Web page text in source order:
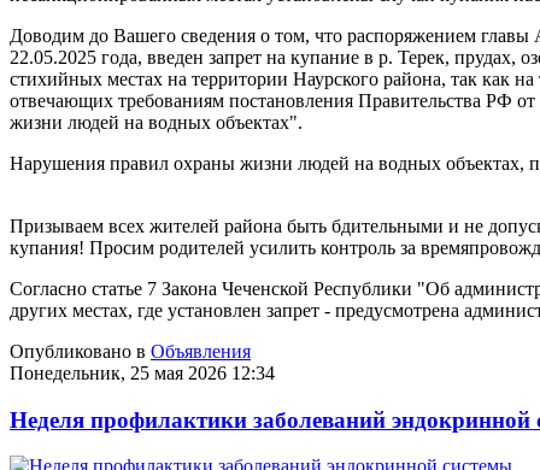
Доводим до Вашего сведения о том, что распоряжением
22.05.2025 года, введен запрет на купание в р. Терек, прудах,
стихийных местах на территории Наурского района, так как
отвечающих требованиям постановления Правительства РФ
жизни людей на водных объектах".
Нарушения правил охраны жизни людей на водных объектах,
Призываем всех жителей района быть бдительными и не
купания! Просим родителей усилить контроль за
Согласно статье 7 Закона Чеченской Республики "Об
других местах, где установлен запрет - предусмотрена
Опубликовано в Объявления
Понедельник, 25 мая 2026 12:34
Неделя профилактики заболеваний эндокринной